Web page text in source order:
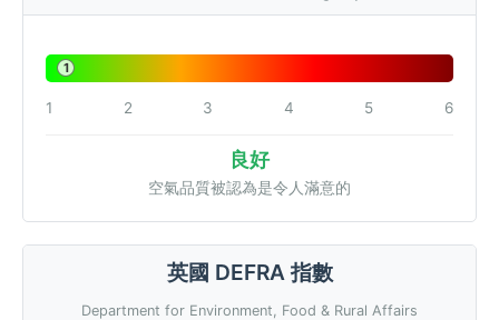
1
1 2 3 4 5 6
良好
空氣品質被認為是令人滿意的
英國 DEFRA 指數
Department for Environment, Food & Rural Affairs